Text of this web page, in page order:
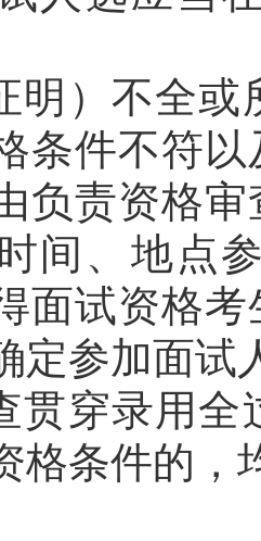
明）不全或
条件不符
负责资格
间、地点
面试资格
定参加面试
贯穿录用
格条件的，